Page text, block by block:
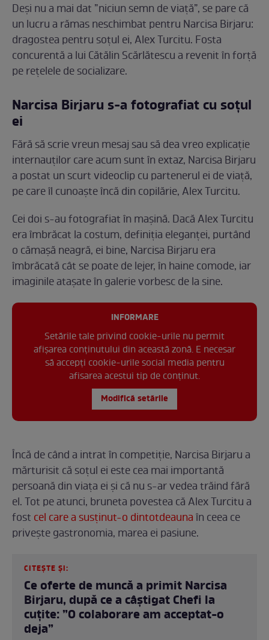
Deși nu a mai dat ”niciun semn de viață”, se pare că
un lucru a rămas neschimbat pentru Narcisa Birjaru:
dragostea pentru soțul ei, Alex Turcitu. Fosta
concurentă a lui Cătălin Scărlătescu a revenit în forță
pe rețelele de socializare.
Narcisa Birjaru s-a fotografiat cu soțul
ei
Fără să scrie vreun mesaj sau să dea vreo explicație
internauților care acum sunt în extaz, Narcisa Birjaru
a postat un scurt videoclip cu partenerul ei de viață,
pe care îl cunoaște încă din copilărie, Alex Turcitu.
Cei doi s-au fotografiat în mașină. Dacă Alex Turcitu
era îmbrăcat la costum, definiția eleganței, purtând
o cămașă neagră, ei bine, Narcisa Birjaru era
îmbrăcată cât se poate de lejer, în haine comode, iar
imaginile atașate în galerie vorbesc de la sine.
INFORMARE
Setările tale privind cookie-urile nu permit
afișarea conținutului din această zonă. E necesar
să accepți cookie-urile social media pentru
afisarea acestui tip de conținut.
Modifică setările
Încă de când a intrat în competiție, Narcisa Birjaru a
mărturisit că soțul ei este cea mai importantă
persoană din viața ei și că nu s-ar vedea trăind fără
el. Tot pe atunci, bruneta povestea că Alex Turcitu a
fost cel care a susținut-o dintotdeaunaîn ceea ce
privește gastronomia, marea ei pasiune.
CITEȘTE ȘI:
Ce oferte de muncă a primit Narcisa
Birjaru, după ce a câștigat Chefi la
cuțite: ”O colaborare am acceptat-o
deja”